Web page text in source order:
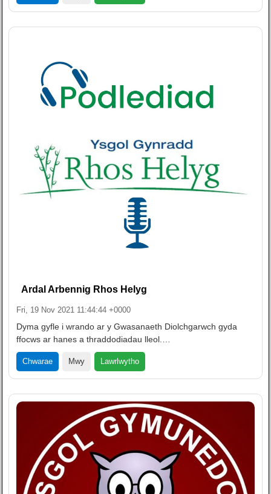
Ardal Arbennig Rhos Helyg
Fri, 19 Nov 2021 11:44:44 +0000
Dyma gyfle i wrando ar y Gwasanaeth Diolchgarwch gyda
ffocws ar hanes a thraddodiadau lleol.…
Chwarae Mwy Lawrlwytho